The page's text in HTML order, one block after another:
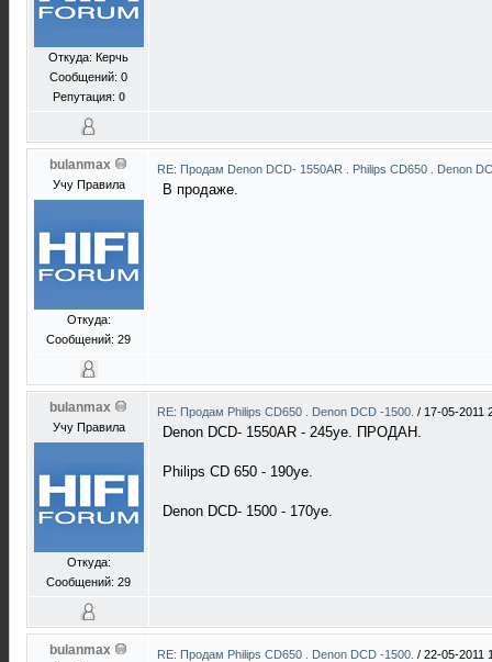
Откуда: Керчь
Сообщений: 0
Репутация: 0
bulanmax
Учу Правила
Откуда:
Сообщений: 29
RE: Продам Denon DCD- 1550AR . Philips CD650 . Denon
В продаже.
bulanmax
Учу Правила
Откуда:
Сообщений: 29
RE: Продам Philips CD650 . Denon DCD -1500. / 17-05-2011
Denon DCD- 1550AR - 245уе. ПРОДАН.
Philips CD 650 - 190уе.
Denon DCD- 1500 - 170уе.
bulanmax RE: Продам Philips CD650 . Denon DCD -1500. / 22-05-2011